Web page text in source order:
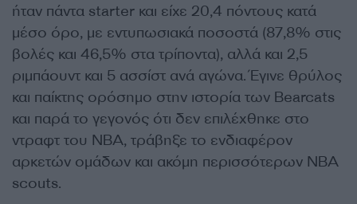
ήταν πάντα starter και είχε 20,4 πόντους κατά
μέσο όρο, με εντυπωσιακά ποσοστά (87,8% στις
βολές και 46,5% στα τρίποντα), αλλά και 2,5
ριμπάουντ και 5 ασσίστ ανά αγώνα. Έγινε θρύλος
και παίκτης ορόσημο στην ιστορία των Bearcats
και παρά το γεγονός ότι δεν επιλέχθηκε στο
ντραφτ του ΝΒΑ, τράβηξε το ενδιαφέρον
αρκετών ομάδων και ακόμη περισσότερων ΝΒΑ
scouts.